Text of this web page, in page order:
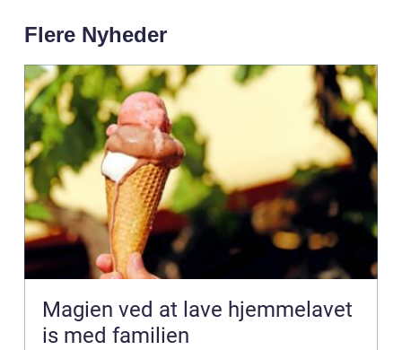
Flere Nyheder
Magien ved at lave hjemmelavet
is med familien